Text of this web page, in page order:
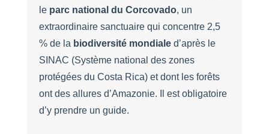
le parc national du Corcovado, un
extraordinaire sanctuaire qui concentre 2,5
% de la biodiversité mondialed’après le
SINAC (Système national des zones
protégées du Costa Rica) et dont les forêts
ont des allures d’Amazonie. Il est obligatoire
d’y prendre un guide.